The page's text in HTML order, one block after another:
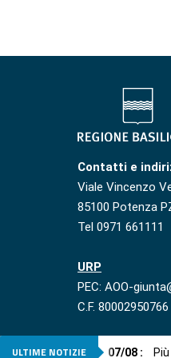
Contatti e
Viale Vincenzo
85100 Potenza
Tel 0971 661111
URP
PEC: AOO-
C.F. 80002950766
ULTIME NOTIZIE 07/08 :